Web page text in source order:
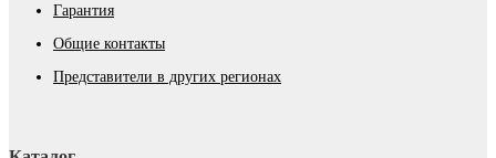
Гарантия
Общие контакты
Представители в других регионах